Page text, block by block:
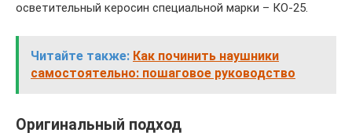
осветительный керосин специальной марки – КО-25.
Читайте также: Как починить наушники
самостоятельно: пошаговое руководство
Оригинальный подход